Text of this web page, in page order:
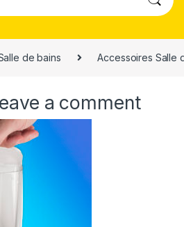
de bains Accessoires Salle
a comment